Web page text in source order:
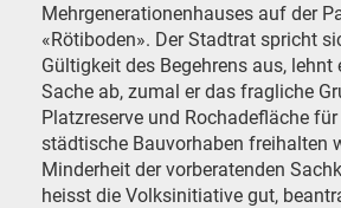
Mehrgenerationenhauses auf der
«Rötiboden». Der Stadtrat spricht
Gültigkeit des Begehrens aus, lehnt
Sache ab, zumal er das fragliche
Platzreserve und Rochadefläche
städtische Bauvorhaben freihalten
Minderheit der vorberatenden
heisst die Volksinitiative gut,